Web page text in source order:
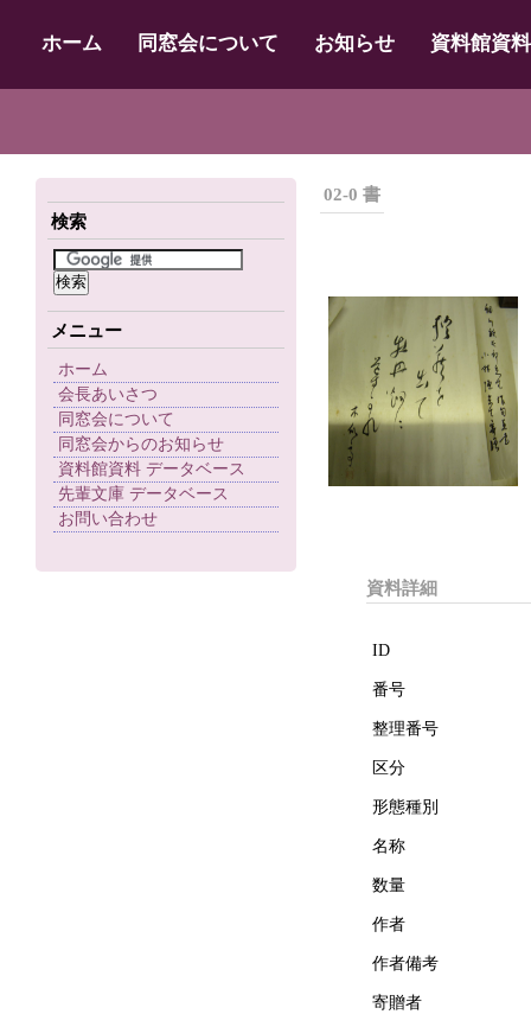
ホーム 同窓会について お知らせ 資料館資
検索
メニュー
ホーム
会長あいさつ
同窓会について
同窓会からのお知らせ
資料館資料 データベース
先輩文庫 データベース
お問い合わせ
02-0 書
資料詳細
ID
番号
整理番号
区分
形態種別
名称
数量
作者
作者備考
寄贈者